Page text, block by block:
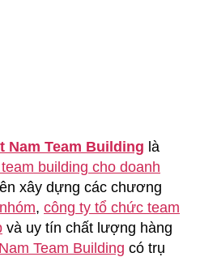
Nam Team Building là
building cho doanh
xây dựng các chương
, công ty tổ chức team
và uy tín chất lượng hàng
Team Building có trụ